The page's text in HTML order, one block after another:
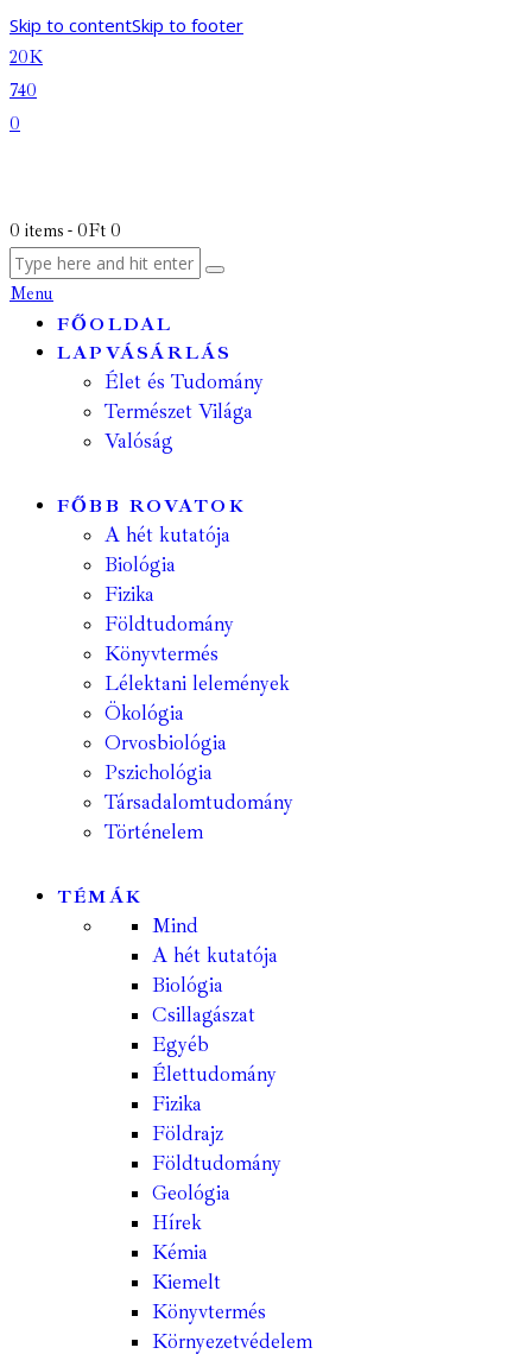
Skip to contentSkip to footer
20K
740
0
0 items - 0Ft 0
Menu
FŐOLDAL
LAPVÁSÁRLÁS
Élet és Tudomány
Természet Világa
Valóság
FŐBB ROVATOK
A hét kutatója
Biológia
Fizika
Földtudomány
Könyvtermés
Lélektani lelemények
Ökológia
Orvosbiológia
Pszichológia
Társadalomtudomány
Történelem
TÉMÁK
Mind
A hét kutatója
Biológia
Csillagászat
Egyéb
Élettudomány
Fizika
Földrajz
Földtudomány
Geológia
Hírek
Kémia
Kiemelt
Könyvtermés
Környezetvédelem